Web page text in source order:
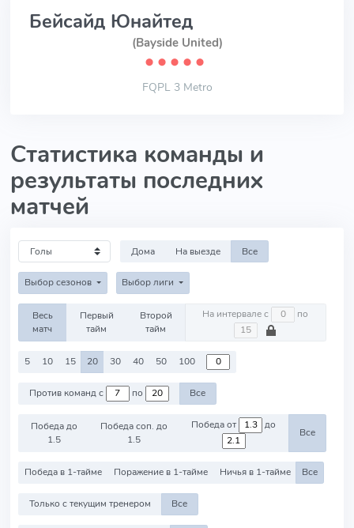
Бейсайд Юнайтед
(Bayside United)
⬤ ⬤ ⬤ ⬤ ⬤
FQPL 3 Metro
Статистика команды и
результаты последних
матчей
Дома На выезде Все
Выбор сезонов Выбор лиги
Весь
матч
Первый
тайм
Второй
тайм
На интервале с по
5 10 15 20 30 40 50 100
Против команд с по Все
Победа до
1.5
Победа соп. до
1.5
Победа от до
Все
Победа в 1-тайме Поражение в 1-тайме Ничья в 1-тайме Все
Только с текущим тренером Все